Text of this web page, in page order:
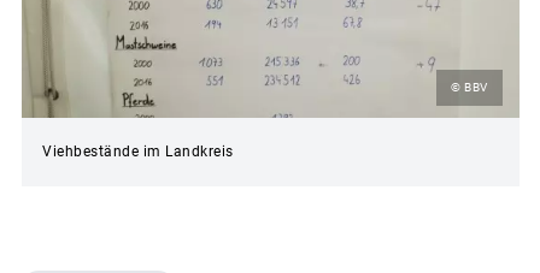
© BBV
Viehbestände im Landkreis